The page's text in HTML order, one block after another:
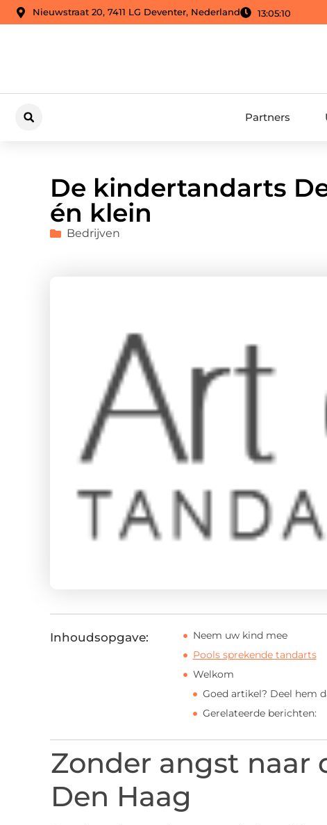
Nieuwstraat 20, 7411 LG Deventer, Nederland 13:05:11
Partners
De kindertandarts
én klein
Bedrijven
Inhoudsopgave:
Neem uw kind mee
Pools sprekende tandarts
Welkom
Goed artikel? Deel hem
Gerelateerde berichten:
Zonder angst naar
Den Haag